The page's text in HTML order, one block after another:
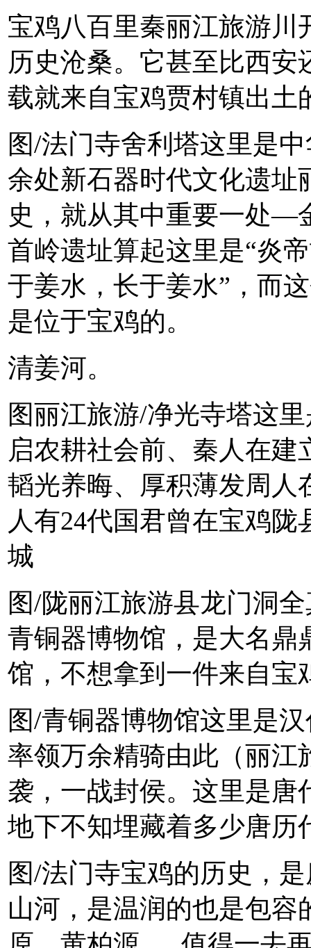
宝鸡八百里秦丽江旅游川
历史沧桑。它甚至比西安
载就来自宝鸡贾村镇出土
图/法门寺舍利塔这里是
余处新石器时代文化遗址
史，就从其中重要一处—
首岭遗址算起这里是“炎
于姜水，长于姜水”，而
是位于宝鸡的。
清姜河。
图丽江旅游/净光寺塔这
启农耕社会前、秦人在
韬光养晦、厚积薄发周人
人有24代国君曾在宝鸡
城
图/陇丽江旅游县龙门洞
青铜器博物馆，是大名鼎
馆，不想拿到一件来自宝
图/青铜器博物馆这里是
率领万余精骑由此（丽江
袭，一战封侯。这里是唐
地下不知埋藏着多少唐历
图/法门寺宝鸡的历史，
山河，是温润的也是包